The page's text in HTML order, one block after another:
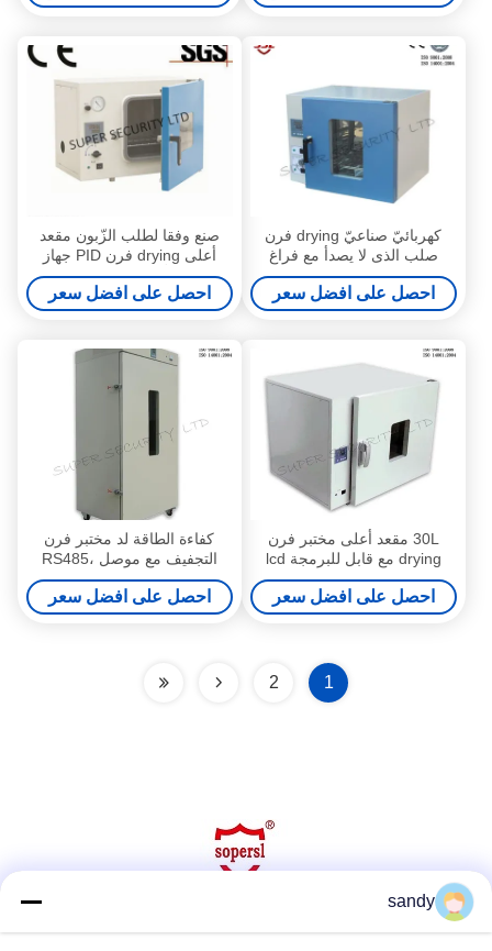
كهربائيّ صناعيّ drying فرن
صلب الذى لا يصدأ مع فراغ
مضخة
احصل على افضل سعر
صنع وفقا لطلب الزّبون مقعد
أعلى drying فرن PID جهاز
تحكّم الطبّ تجهيز
احصل على افضل سعر
30L مقعد أعلى مختبر فرن
drying مع قابل للبرمجة lcd
درجة حرارة جهاز تحكّم 750W
احصل على افضل سعر
كفاءة الطاقة لد مختبر فرن
التجفيف مع موصل RS485،
1000L 380V 50HZ
احصل على افضل سعر
1
2
sandy